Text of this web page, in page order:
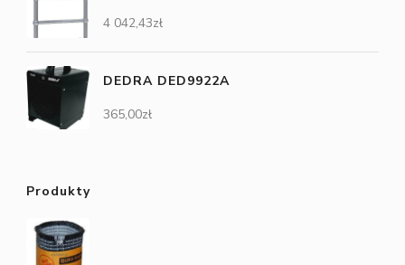
4 042,43zł
DEDRA DED9922A
365,00zł
Produkty